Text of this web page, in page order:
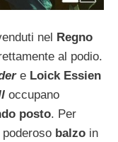
nel
Regno
al podio.
e Loick Essien
occupano
posto. Per
balzo in